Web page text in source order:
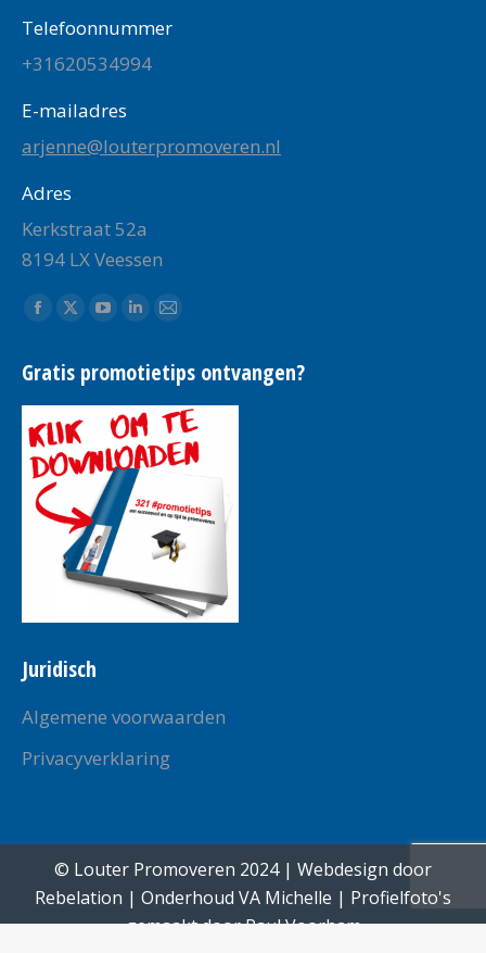
Telefoonnummer
+31620534994
E-mailadres
arjenne@louterpromoveren.nl
Adres
Kerkstraat 52a
8194 LX Veessen
Vind ons op:
Facebook
opens
in
new
window
X
opens
in
new
window
YouTube
opens
in
new
window
Linkedin
opens
in
new
window
Mail
opens
in
new
window
Gratis promotietips ontvangen?
Juridisch
Algemene voorwaarden
Privacyverklaring
© Louter Promoveren 2024 | Webdesign door
Rebelation | Onderhoud VA Michelle | Profielfoto's
gemaakt doorPaul Voorham